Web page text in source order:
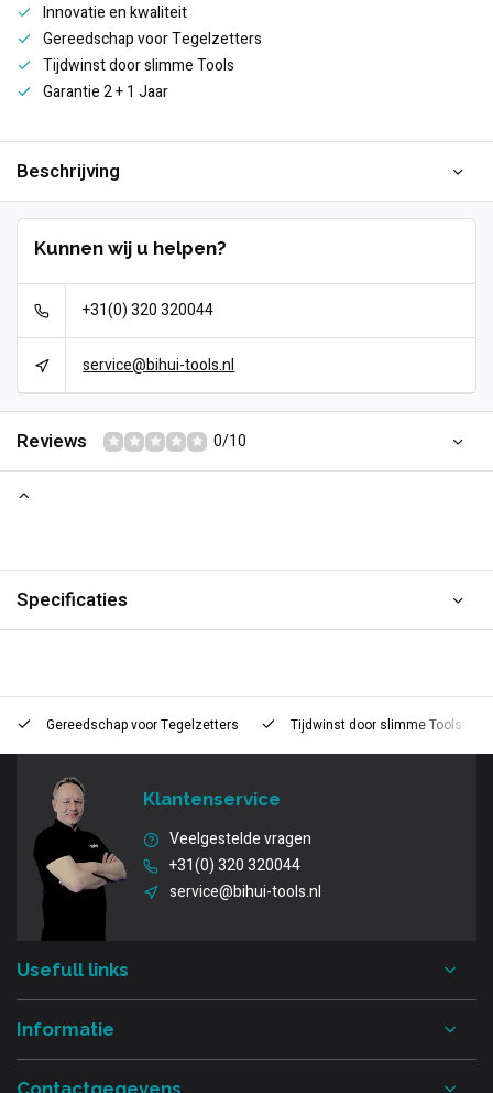
Innovatie en kwaliteit
Gereedschap voor Tegelzetters
Tijdwinst door slimme Tools
Garantie 2 + 1 Jaar
Beschrijving
Kunnen wij u helpen?
+31(0) 320 320044
service@bihui-tools.nl
Reviews 0/10
Specificaties
Gereedschap voorTegelzetters Tijdwinst door slimme Tools
Klantenservice
Veelgestelde vragen
+31(0) 320 320044
service@bihui-tools.nl
Usefull links
Informatie
Contactgegevens